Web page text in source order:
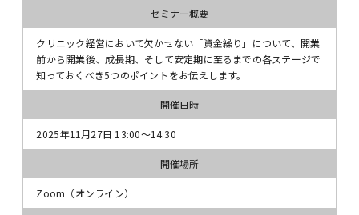
セミナー概要
クリニック経営において欠かせない「資金繰り」について、開業
前から開業後、成長期、そして安定期に至るまでの各ステージで
知っておくべき5つのポイントをお伝えします。
開催日時
2025年11月27日 13:00〜14:30
開催場所
Zoom（オンライン）